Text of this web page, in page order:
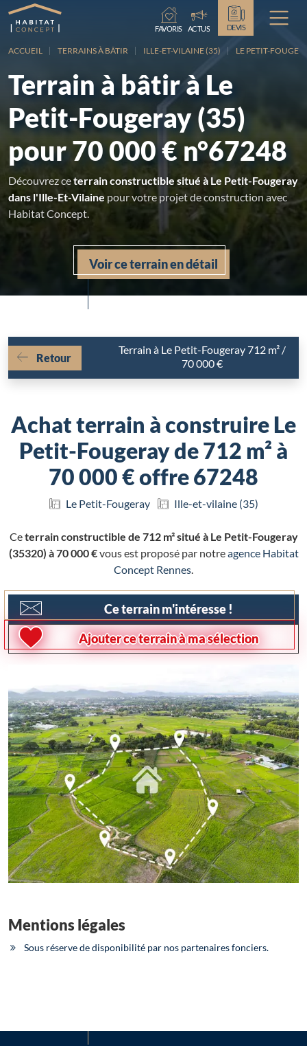
Chargement...
FAVORIS
ACTUS DEVIS
ACCUEIL TERRAINS À BÂTIR ILLE-ET-VILAINE (35) LE PETIT-
Terrain à bâtir à Le
Petit-Fougeray (35)
pour 70 000 € n°67248
Découvrez ceterrain constructible situé à Le Petit-Fougeray
dans l'Ille-Et-Vilaine pour votre projet de construction avec
Habitat Concept.
Voir ce terrain en détail
Retour
Terrain à Le Petit-Fougeray 712 m² /
70 000 €
Achat terrain à construire Le
Petit-Fougeray de 712 m² à
70 000 € offre 67248
Le Petit-Fougeray Ille-et-vilaine (35)
Ceterrain constructible de 712 m² situé à Le Petit-Fougeray
(35320) à 70 000 €vous est proposé par notreagence Habitat
Concept Rennes.
Ce terrain m'intéresse !
Ajouter ce terrain à ma sélection
Mentions légales
Sous réserve de disponibilité par nos partenaires fonciers.